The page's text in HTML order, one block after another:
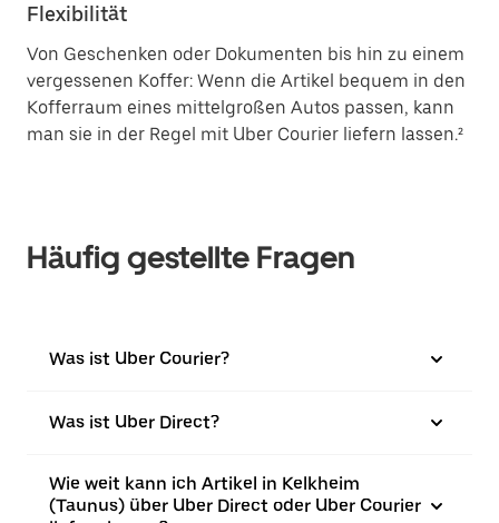
Flexibilität
Von Geschenken oder Dokumenten bis hin zu einem
vergessenen Koffer: Wenn die Artikel bequem in den
Kofferraum eines mittelgroßen Autos passen, kann
man sie in der Regel mit Uber Courier liefern lassen.²
Häufig gestellte Fragen
Was ist Uber Courier?
Was ist Uber Direct?
Wie weit kann ich Artikel in Kelkheim
(Taunus) über Uber Direct oder Uber Courier